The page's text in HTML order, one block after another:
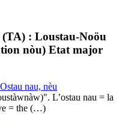
: Loustau-Noöu
nòu) Etat major
nau, nèu
L’ostau nau = la
= the (…)